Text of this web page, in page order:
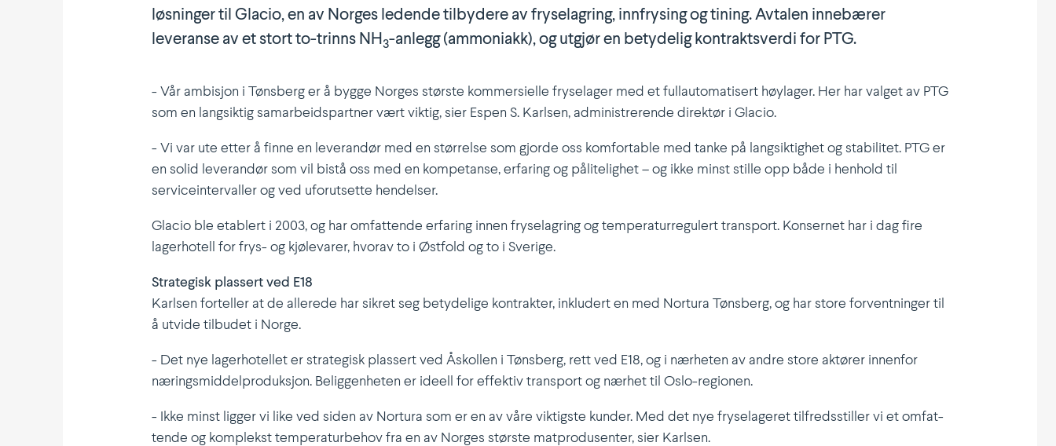
løs­ninger til Glacio, en av Norges ledende tilbydere av fryse­lagring, innfrysing og tining. Avtalen innebærer
leveranse av et stort to-trinns NH3-anlegg (ammoniakk), og utgjør en betydelig kontrakts­verdi for PTG.
- Vår ambisjon i Tønsberg er å bygge Norges største kommer­sielle fryse­lager med et fullauto­ma­tisert høylager. Her har valget av PTG
som en langsiktig samar­beids­partner vært viktig, sier Espen S. Karlsen, admini­stre­rende direktør i Glacio.
- Vi var ute etter å finne en leverandør med en størrelse som gjorde oss komfor­table med tanke på langsik­tighet og stabi­litet. PTG er
en solid leverandør som vil bistå oss med en kompe­tanse, erfaring og pålite­lighet – og ikke minst stille opp både i henhold til
service­in­ter­valler og ved uforut­sette hendelser.
Glacio ble etablert i 2003, og har omfat­tende erfaring innen fryse­lagring og tempe­ra­tur­re­gulert transport. Konsernet har i dag fire
lager­hotell for frys- og kjøle­varer, hvorav to i Østfold og to i Sverige.
Strategisk plassert ved E18
Karlsen forteller at de allerede har sikret seg betydelige kontrakter, inkludert en med Nortura Tønsberg, og har store forvent­ninger til
å utvide tilbudet i Norge.
- Det nye lager­ho­tellet er strategisk plassert ved Åskollen i Tønsberg, rett ved E18, og i nærheten av andre store aktører innenfor
nærings­mid­del­pro­duksjon. Belig­gen­heten er ideell for effektiv transport og nærhet til Oslo-regionen.
- Ikke minst ligger vi like ved siden av Nortura som er en av våre viktigste kunder. Med det nye fryse­la­geret tilfreds­stiller vi et omfat­
tende og komplekst tempe­ra­tur­behov fra en av Norges største matpro­du­senter, sier Karlsen.